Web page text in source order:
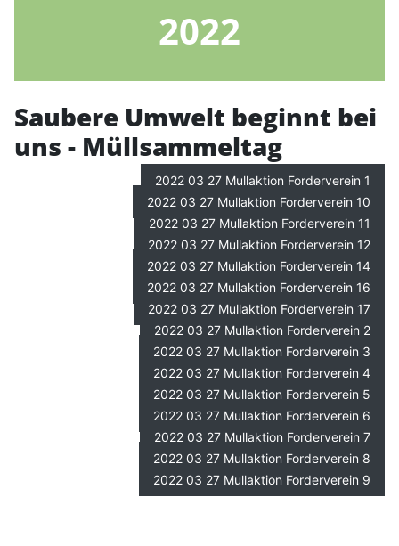
2022
Saubere Umwelt beginnt bei
uns - Müllsammeltag
2022 03 27 Mullaktion Forderverein 1
2022 03 27 Mullaktion Forderverein 10
2022 03 27 Mullaktion Forderverein 11
2022 03 27 Mullaktion Forderverein 12
2022 03 27 Mullaktion Forderverein 14
2022 03 27 Mullaktion Forderverein 16
2022 03 27 Mullaktion Forderverein 17
2022 03 27 Mullaktion Forderverein 2
2022 03 27 Mullaktion Forderverein 3
2022 03 27 Mullaktion Forderverein 4
2022 03 27 Mullaktion Forderverein 5
2022 03 27 Mullaktion Forderverein 6
2022 03 27 Mullaktion Forderverein 7
2022 03 27 Mullaktion Forderverein 8
2022 03 27 Mullaktion Forderverein 9